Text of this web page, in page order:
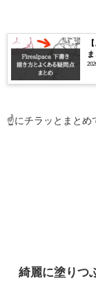
☝にチラッとまとめ
綺麗に塗りつ